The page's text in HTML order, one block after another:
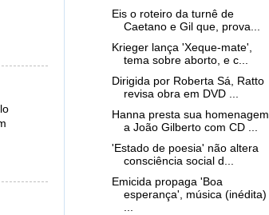
Eis o roteiro da turnê de
Caetano e Gil que, prova...
Krieger lança 'Xeque-mate',
tema sobre aborto, e c...
Dirigida por Roberta Sá, Ratto
revisa obra em DVD ...
Hanna presta sua homenagem
a João Gilberto com CD ...
'Estado de poesia' não altera
consciência social d...
Emicida propaga 'Boa
esperança', música (inédita)
...